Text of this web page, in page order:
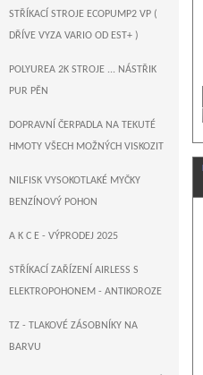
STŘÍKACÍ STROJE ECOPUMP2 VP (
DŘÍVE VYZA VARIO OD EST+ )
POLYUREA 2K STROJE ... NÁSTŘIK
PUR PĚN
DOPRAVNÍ ČERPADLA NA TEKUTÉ
HMOTY VŠECH MOŽNÝCH VISKOZIT
NILFISK VYSOKOTLAKÉ MYČKY
BENZÍNOVÝ POHON
A K C E - VÝPRODEJ 2025
STŘÍKACÍ ZAŘÍZENÍ AIRLESS S
ELEKTROPOHONEM - ANTIKOROZE
TZ - TLAKOVÉ ZÁSOBNÍKY NA
BARVU